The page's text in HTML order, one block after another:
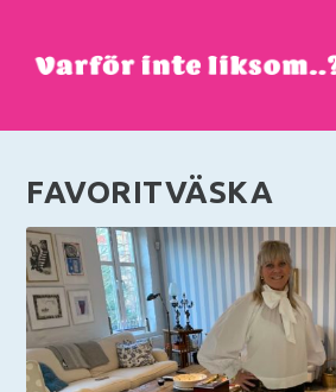
FAVORITVÄSKA